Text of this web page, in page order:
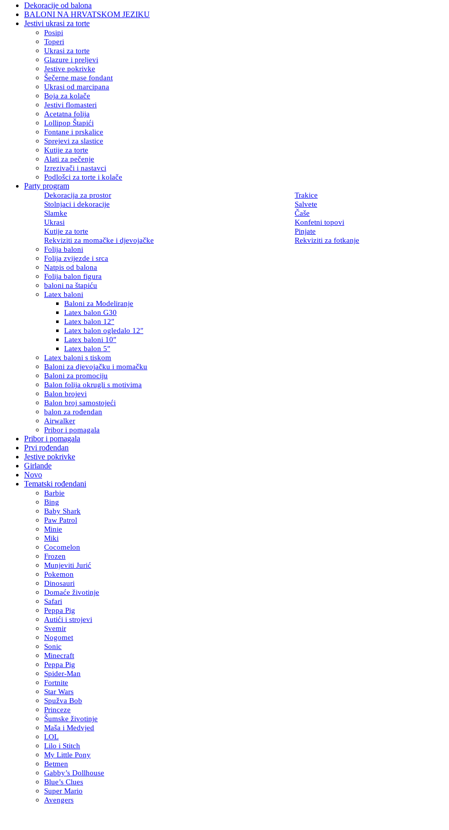
Dekoracije od balona
BALONI NA HRVATSKOM JEZIKU
Jestivi ukrasi za torte
Posipi
Toperi
Ukrasi za torte
Glazure i preljevi
Jestive pokrivke
Šečerne mase fondant
Ukrasi od marcipana
Boja za kolače
Jestivi flomasteri
Acetatna folija
Lollipop Štapići
Fontane i prskalice
Sprejevi za slastice
Kutije za torte
Alati za pečenje
Izrezivači i nastavci
Podlošci za torte i kolače
Party program
Dekoracija za prostor
Trakice
Stolnjaci i dekoracije
Salvete
Slamke
Čaše
Ukrasi
Konfetni topovi
Kutije za torte
Pinjate
Rekviziti za momačke i djevojačke
Rekviziti za fotkanje
Folija baloni
Folija zvijezde i srca
Natpis od balona
Folija balon figura
baloni na štapiću
Latex baloni
Baloni za Modeliranje
Latex balon G30
Latex balon 12″
Latex balon ogledalo 12″
Latex baloni 10″
Latex balon 5″
Latex baloni s tiskom
Baloni za djevojačku i momačku
Baloni za promociju
Balon folija okrugli s motivima
Balon brojevi
Balon broj samostojeći
balon za rođendan
Airwalker
Pribor i pomagala
Pribor i pomagala
Prvi rođendan
Jestive pokrivke
Girlande
Novo
Tematski rođendani
Barbie
Bing
Baby Shark
Paw Patrol
Minie
Miki
Cocomelon
Frozen
Munjeviti Jurić
Pokemon
Dinosauri
Domaće životinje
Safari
Peppa Pig
Autići i strojevi
Svemir
Nogomet
Sonic
Minecraft
Peppa Pig
Spider-Man
Fortnite
Star Wars
Spužva Bob
Princeze
Šumske životinje
Maša i Medvjed
LOL
Lilo i Stitch
My Little Pony
Betmen
Gabby’s Dollhouse
Blue’s Clues
Super Mario
Avengers